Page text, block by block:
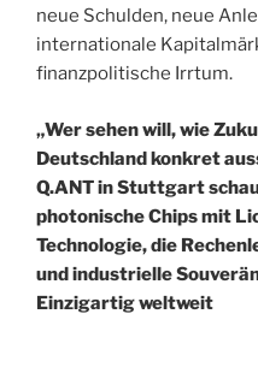
neue Schulden, neue
internationale
finanzpolitische Irrtum.
„Wer sehen will, wie
Deutschland konkret
Q.ANT in Stuttgart
photonische Chips mit
Technologie, die
und industrielle
Einzigartig weltweit